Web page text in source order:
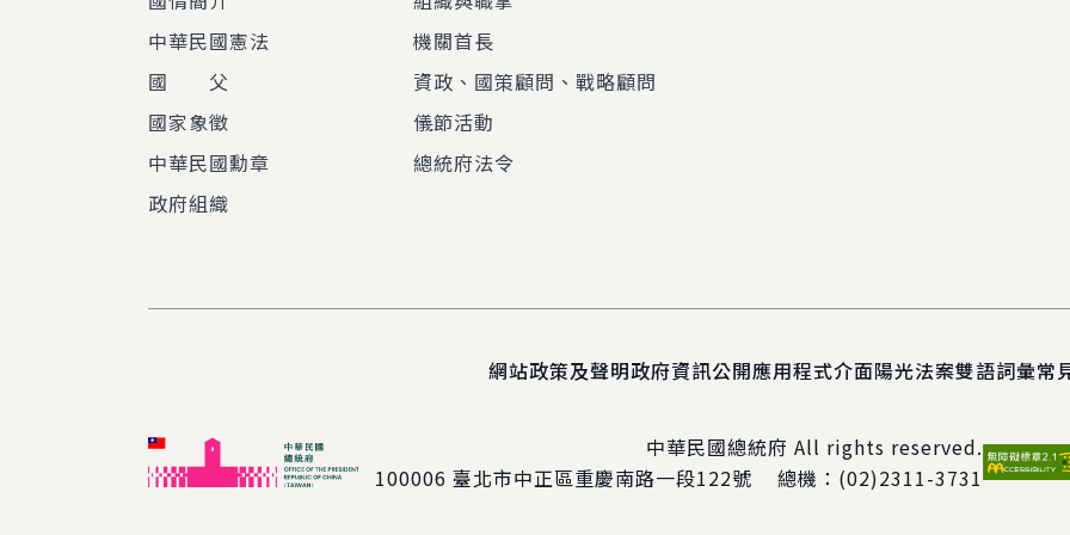
中華民國憲法
國 父
國家象徵
中華民國勳章
政府組織
機關首長
資政、國策顧問、戰略顧問
儀節活動
總統府法令
網站政策及聲明政府資訊公開應用程式介面陽光法案雙語詞彙常
中華民國總統府 All rights reserved.
100006 臺北市中正區重慶南路一段122號 總機： (02)2311-3731